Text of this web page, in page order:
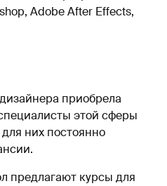
Adobe After Effects,
приобрела
этой сферы
них постоянно
предлагают курсы для